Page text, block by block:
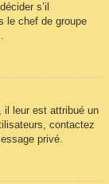
s’il
le chef de groupe
il leur est attribué un
contactez
privé.